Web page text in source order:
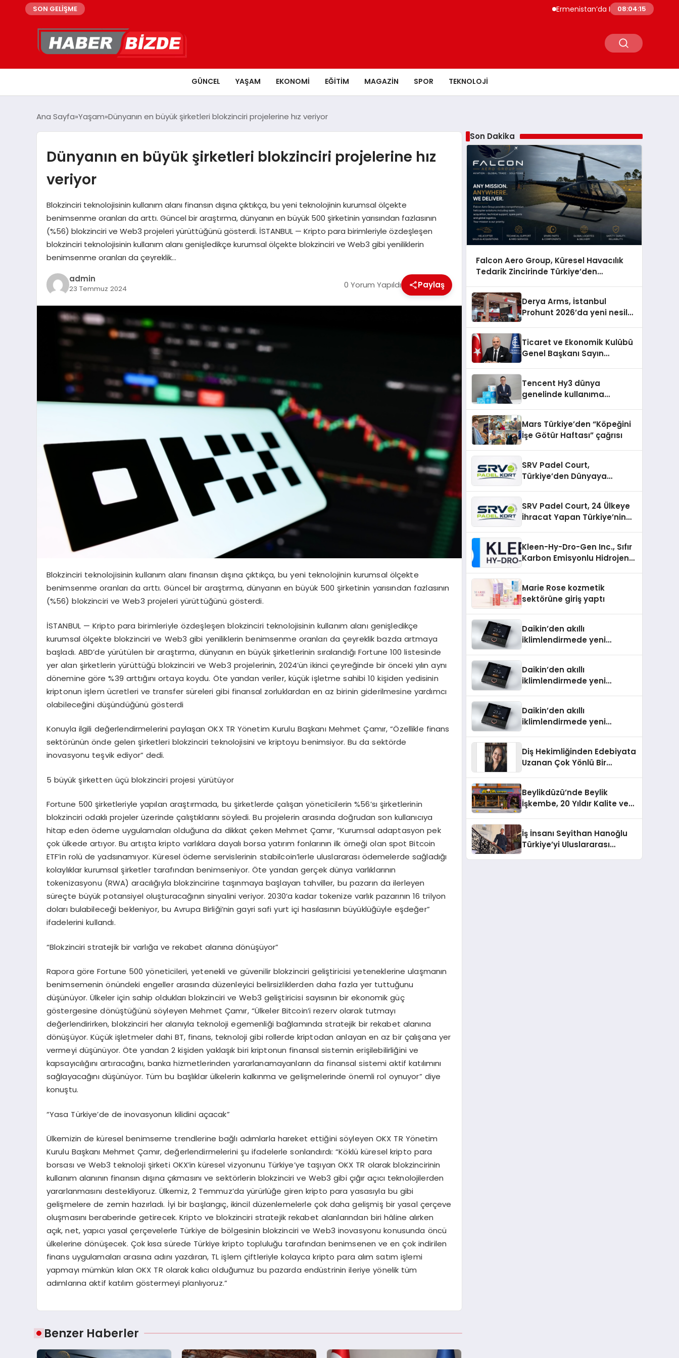
SON GELİŞME Ermenistan’da Nikol Paşinyan Hükümet
08:04:16
GÜNCEL YAŞAM EKONOMI EĞITIM MAGAZIN SPOR TEKNOLOJI
Ana Sayfa Yaşam Dünyanın en büyük şirketleri blokzinciri projelerine hız veriyor
Dünyanın en büyük şirketleri blokzinciri projelerine hız
veriyor
Blokzinciri teknolojisinin kullanım alanı finansın dışına çıktıkça, bu yeni teknolojinin kurumsal ölçekte
benimsenme oranları da arttı. Güncel bir araştırma, dünyanın en büyük 500 şirketinin yarısından fazlasının
(%56) blokzinciri ve Web3 projeleri yürüttüğünü gösterdi. İSTANBUL — Kripto para birimleriyle özdeşleşen
blokzinciri teknolojisinin kullanım alanı genişledikçe kurumsal ölçekte blokzinciri ve Web3 gibi yeniliklerin
benimsenme oranları da çeyreklik…
admin
23 Temmuz 2024 0 Yorum Yapıldı Paylaş
Blokzinciri teknolojisinin kullanım alanı finansın dışına çıktıkça, bu yeni teknolojinin kurumsal ölçekte
benimsenme oranları da arttı. Güncel bir araştırma, dünyanın en büyük 500 şirketinin yarısından fazlasının
(%56) blokzinciri ve Web3 projeleri yürüttüğünü gösterdi.
İSTANBUL — Kripto para birimleriyle özdeşleşen blokzinciri teknolojisinin kullanım alanı genişledikçe
kurumsal ölçekte blokzinciri ve Web3 gibi yeniliklerin benimsenme oranları da çeyreklik bazda artmaya
başladı. ABD’de yürütülen bir araştırma, dünyanın en büyük şirketlerinin sıralandığı Fortune 100 listesinde
yer alan şirketlerin yürüttüğü blokzinciri ve Web3 projelerinin, 2024’ün ikinci çeyreğinde bir önceki yılın aynı
dönemine göre %39 arttığını ortaya koydu. Öte yandan veriler, küçük işletme sahibi 10 kişiden yedisinin
kriptonun işlem ücretleri ve transfer süreleri gibi finansal zorluklardan en az birinin giderilmesine yardımcı
olabileceğini düşündüğünü gösterdi
Konuyla ilgili değerlendirmelerini paylaşan OKX TR Yönetim Kurulu Başkanı Mehmet Çamır, “Özellikle finans
sektörünün önde gelen şirketleri blokzinciri teknolojisini ve kriptoyu benimsiyor. Bu da sektörde
inovasyonu teşvik ediyor” dedi.
5 büyük şirketten üçü blokzinciri projesi yürütüyor
Fortune 500 şirketleriyle yapılan araştırmada, bu şirketlerde çalışan yöneticilerin %56’sı şirketlerinin
blokzinciri odaklı projeler üzerinde çalıştıklarını söyledi. Bu projelerin arasında doğrudan son kullanıcıya
hitap eden ödeme uygulamaları olduğuna da dikkat çeken Mehmet Çamır, “Kurumsal adaptasyon pek
çok ülkede artıyor. Bu artışta kripto varlıklara dayalı borsa yatırım fonlarının ilk örneği olan spot Bitcoin
ETF’in rolü de yadsınamıyor. Küresel ödeme servislerinin stabilcoin’lerle uluslararası ödemelerde sağladığı
kolaylıklar kurumsal şirketler tarafından benimseniyor. Öte yandan gerçek dünya varlıklarının
tokenizasyonu (RWA) aracılığıyla blokzincirine taşınmaya başlayan tahviller, bu pazarın da ilerleyen
süreçte büyük potansiyel oluşturacağının sinyalini veriyor. 2030’a kadar tokenize varlık pazarının 16 trilyon
doları bulabileceği bekleniyor, bu Avrupa Birliği’nin gayri safi yurt içi hasılasının büyüklüğüyle eşdeğer”
ifadelerini kullandı.
“Blokzinciri stratejik bir varlığa ve rekabet alanına dönüşüyor”
Rapora göre Fortune 500 yöneticileri, yetenekli ve güvenilir blokzinciri geliştiricisi yeteneklerine ulaşmanın
benimsemenin önündeki engeller arasında düzenleyici belirsizliklerden daha fazla yer tuttuğunu
düşünüyor. Ülkeler için sahip oldukları blokzinciri ve Web3 geliştiricisi sayısının bir ekonomik güç
göstergesine dönüştüğünü söyleyen Mehmet Çamır, “Ülkeler Bitcoin’i rezerv olarak tutmayı
değerlendirirken, blokzinciri her alanıyla teknoloji egemenliği bağlamında stratejik bir rekabet alanına
dönüşüyor. Küçük işletmeler dahi BT, finans, teknoloji gibi rollerde kriptodan anlayan en az bir çalışana yer
vermeyi düşünüyor. Öte yandan 2 kişiden yaklaşık biri kriptonun finansal sistemin erişilebilirliğini ve
kapsayıcılığını artıracağını, banka hizmetlerinden yararlanamayanların da finansal sistemi aktif katılımını
sağlayacağını düşünüyor. Tüm bu başlıklar ülkelerin kalkınma ve gelişmelerinde önemli rol oynuyor” diye
konuştu.
“Yasa Türkiye’de de inovasyonun kilidini açacak”
Ülkemizin de küresel benimseme trendlerine bağlı adımlarla hareket ettiğini söyleyen OKX TR Yönetim
Kurulu Başkanı Mehmet Çamır, değerlendirmelerini şu ifadelerle sonlandırdı: “Köklü küresel kripto para
borsası ve Web3 teknoloji şirketi OKX’in küresel vizyonunu Türkiye’ye taşıyan OKX TR olarak blokzincirinin
kullanım alanının finansın dışına çıkmasını ve sektörlerin blokzinciri ve Web3 gibi çığır açıcı teknolojilerden
yararlanmasını destekliyoruz. Ülkemiz, 2 Temmuz’da yürürlüğe giren kripto para yasasıyla bu gibi
gelişmelere de zemin hazırladı. İyi bir başlangıç, ikincil düzenlemelerle çok daha gelişmiş bir yasal çerçeve
oluşmasını beraberinde getirecek. Kripto ve blokzinciri stratejik rekabet alanlarından biri hâline alırken
açık, net, yapıcı yasal çerçevelerle Türkiye de bölgesinin blokzinciri ve Web3 inovasyonu konusunda öncü
ülkelerine dönüşecek. Çok kısa sürede Türkiye kripto topluluğu tarafından benimsenen ve en çok indirilen
finans uygulamaları arasına adını yazdıran, TL işlem çiftleriyle kolayca kripto para alım satım işlemi
yapmayı mümkün kılan OKX TR olarak kalıcı olduğumuz bu pazarda endüstrinin ileriye yönelik tüm
adımlarına aktif katılım göstermeyi planlıyoruz.”
Benzer Haberler
Son Dakika
Falcon Aero Group, Küresel Havacılık
Tedarik Zincirinde Türkiye’den
Derya Arms, İstanbul
Prohunt 2026’da yeni nesil
Ticaret ve Ekonomik Kulübü
Genel Başkanı Sayın
şunları kaydetti:
Tencent Hy3 dünya
genelinde kullanıma
Mars Türkiye’den “Köpeğini
İşe Götür Haftası” çağrısı
SRV Padel Court,
Türkiye’den Dünyaya
SRV Padel Court, 24 Ülkeye
İhracat Yapan Türkiye’nin
Kleen-Hy-Dro-Gen Inc., Sıfır
Karbon Emisyonlu Hidrojen
Aldı
Marie Rose kozmetik
sektörüne giriş yaptı
Daikin’den akıllı
iklimlendirmede yeni
Daikin’den akıllı
iklimlendirmede yeni
Daikin’den akıllı
iklimlendirmede yeni
Diş Hekimliğinden Edebiyata
Uzanan Çok Yönlü Bir
Beylikdüzü’nde Beylik
İşkembe, 20 Yıldır Kalite ve
İş İnsanı Seyithan Hanoğlu
Türkiye’yi Uluslararası